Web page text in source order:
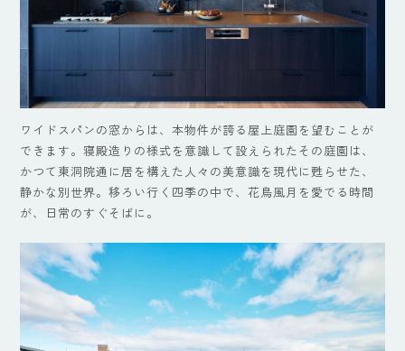
ワイドスパンの窓からは、本物件が誇る屋上庭園を望むことが
できます。寝殿造りの様式を意識して設えられたその庭園は、
かつて東洞院通に居を構えた人々の美意識を現代に甦らせた、
静かな別世界。移ろい行く四季の中で、花鳥風月を愛でる時間
が、日常のすぐそばに。